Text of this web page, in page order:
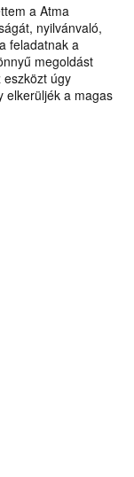
a Atma
nyilvánvaló,
feladatnak a
megoldást
úgy
elkerüljék a magas